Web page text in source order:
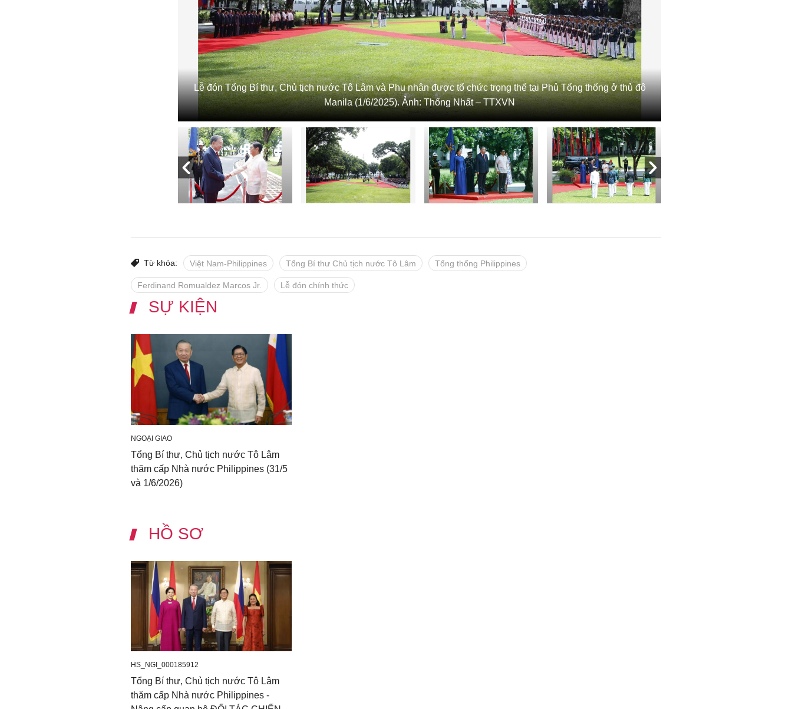
Lễ đón Tổng Bí thư, Chủ tịch nước Tô Lâm và Phu nhân được tổ chức trọng thể tại Phủ Tổng thống ở thủ đô
Manila (1/6/2025). Ảnh: Thống Nhất – TTXVN
Từ khóa: Việt Nam-Philippines Tổng Bí thư Chủ tịch nước Tô Lâm Tổng thống Philippines
Ferdinand Romualdez Marcos Jr. Lễ đón chính thức
SỰ KIỆN
NGOẠI GIAO
Tổng Bí thư, Chủ tịch nước Tô Lâm
thăm cấp Nhà nước Philippines (31/5
và 1/6/2026)
HỒ SƠ
HS_NGI_000185912
Tổng Bí thư, Chủ tịch nước Tô Lâm
thăm cấp Nhà nước Philippines -